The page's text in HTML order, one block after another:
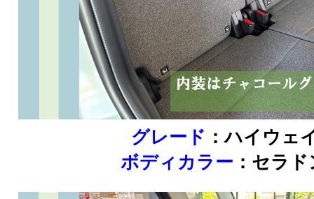
グレード ：ハイウェ
ボディカラー ：セラ